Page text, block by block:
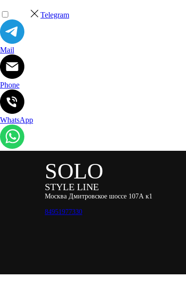
Telegram
Mail
Phone
WhatsApp
SOLO
STYLE LINE
Москва Дмитровское шоссе 107А к1
84951977330